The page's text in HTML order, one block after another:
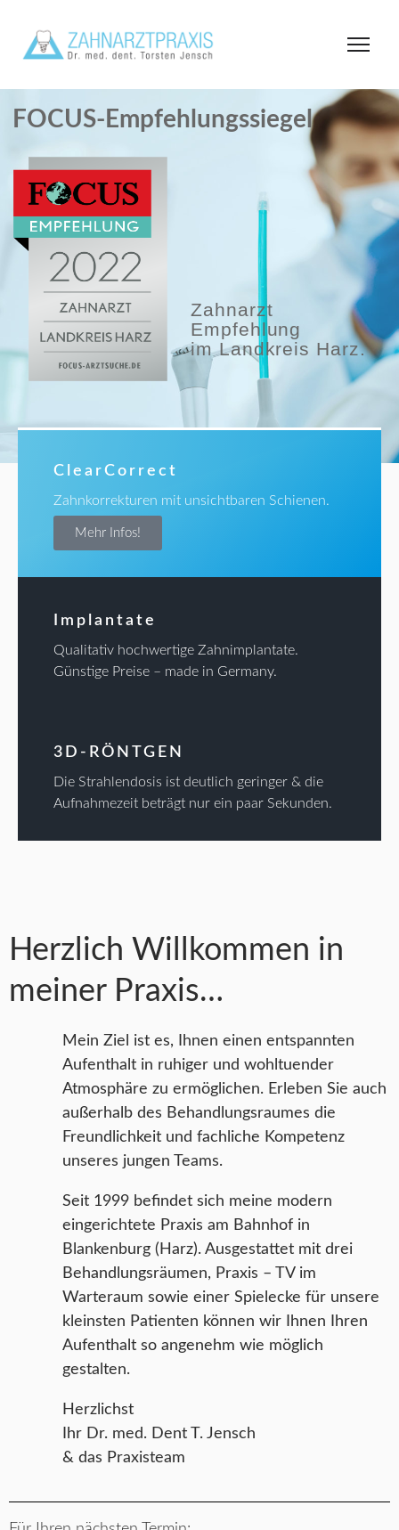
FOCUS-Empfehlungssiegel
Zahnarzt
Empfehlung
im Landkreis Harz.
ClearCorrect
Zahnkorrekturen mit unsichtbaren Schienen.
Mehr Infos!
Implantate
Qualitativ hochwertige Zahnimplantate.
Günstige Preise – made in Germany.
3D-RÖNTGEN
Die Strahlendosis ist deutlich geringer & die
Aufnahmezeit beträgt nur ein paar Sekunden.
Herzlich Willkommen in
meiner Praxis…
Mein Ziel ist es, Ihnen einen entspannten
Aufenthalt in ruhiger und wohltuender
Atmosphäre zu ermöglichen. Erleben Sie auch
außerhalb des Behandlungsraumes die
Freundlichkeit und fachliche Kompetenz
unseres jungen Teams.
Seit 1999 befindet sich meine modern
eingerichtete Praxis am Bahnhof in
Blankenburg (Harz). Ausgestattet mit drei
Behandlungsräumen, Praxis – TV im
Warteraum sowie einer Spielecke für unsere
kleinsten Patienten können wir Ihnen Ihren
Aufenthalt so angenehm wie möglich
gestalten.
Herzlichst
Ihr Dr. med. Dent T. Jensch
& das Praxisteam